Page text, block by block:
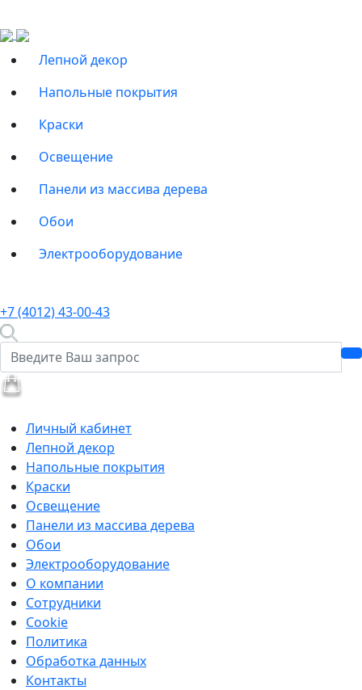
Лепной декор
Напольные покрытия
Краски
Освещение
Панели из массива дерева
Обои
Электрооборудование
+7 (4012) 43-00-43
Личный кабинет
Лепной декор
Напольные покрытия
Краски
Освещение
Панели из массива дерева
Обои
Электрооборудование
О компании
Сотрудники
Cookie
Политика
Обработка данных
Контакты